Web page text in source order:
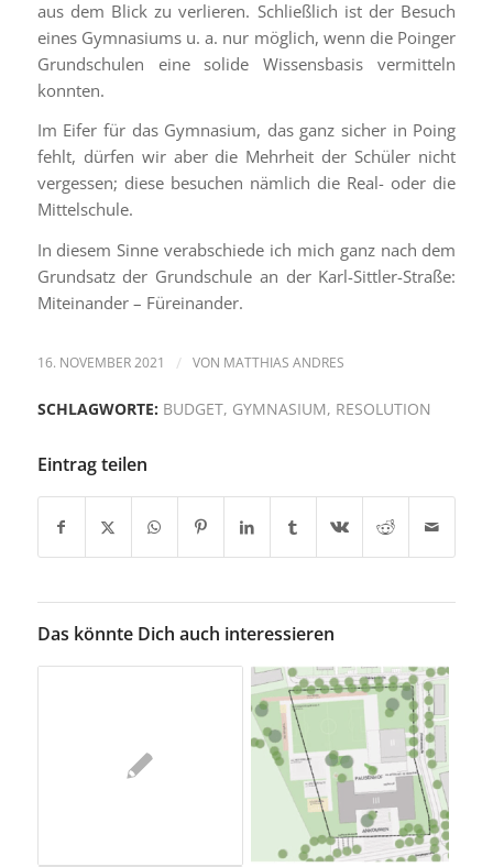
aus dem Blick zu verlieren. Schließlich ist der Besuch
eines Gymnasiums u. a. nur möglich, wenn die Poinger
Grundschulen eine solide Wissensbasis vermitteln
konnten.
Im Eifer für das Gymnasium, das ganz sicher in Poing
fehlt, dürfen wir aber die Mehrheit der Schüler nicht
vergessen; diese besuchen nämlich die Real- oder die
Mittelschule.
In diesem Sinne verabschiede ich mich ganz nach dem
Grundsatz der Grundschule an der Karl-Sittler-Straße:
Miteinander – Füreinander.
16. NOVEMBER 2021 / VON MATTHIAS ANDRES
SCHLAGWORTE: BUDGET, GYMNASIUM, RESOLUTION
Eintrag teilen
Das könnte Dich auch interessieren